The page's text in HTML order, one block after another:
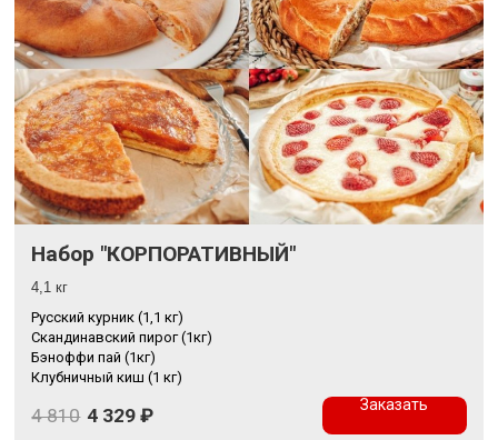
Набор "КОРПОРАТИВНЫЙ"
4,1 кг
Русский курник (1,1 кг)
Скандинавский пирог (1кг)
Бэноффи пай (1кг)
Клубничный киш (1 кг)
4 810 4 329₽ Заказать